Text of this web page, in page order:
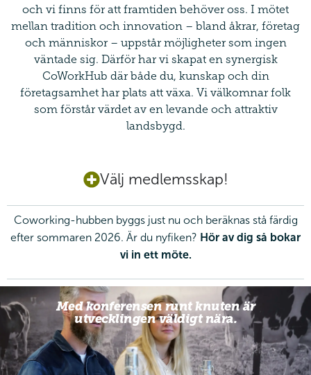
och vi finns för att framtiden behöver oss. I mötet
mellan tradition och innovation – bland åkrar, företag
och människor – uppstår möjligheter som ingen
väntade sig. Därför har vi skapat en synergisk
CoWorkHub där både du, kunskap och din
företagsamhet har plats att växa. Vi välkomnar folk
som förstår värdet av en levande och attraktiv
landsbygd.
Välj medlemsskap!
Coworking-hubben byggs just nu och beräknas stå färdig
efter sommaren 2026. Är du nyfiken? Hör av dig så bokar
vi in ett möte.
Med konferensen runt knuten är
utvecklingen väldigt nära.